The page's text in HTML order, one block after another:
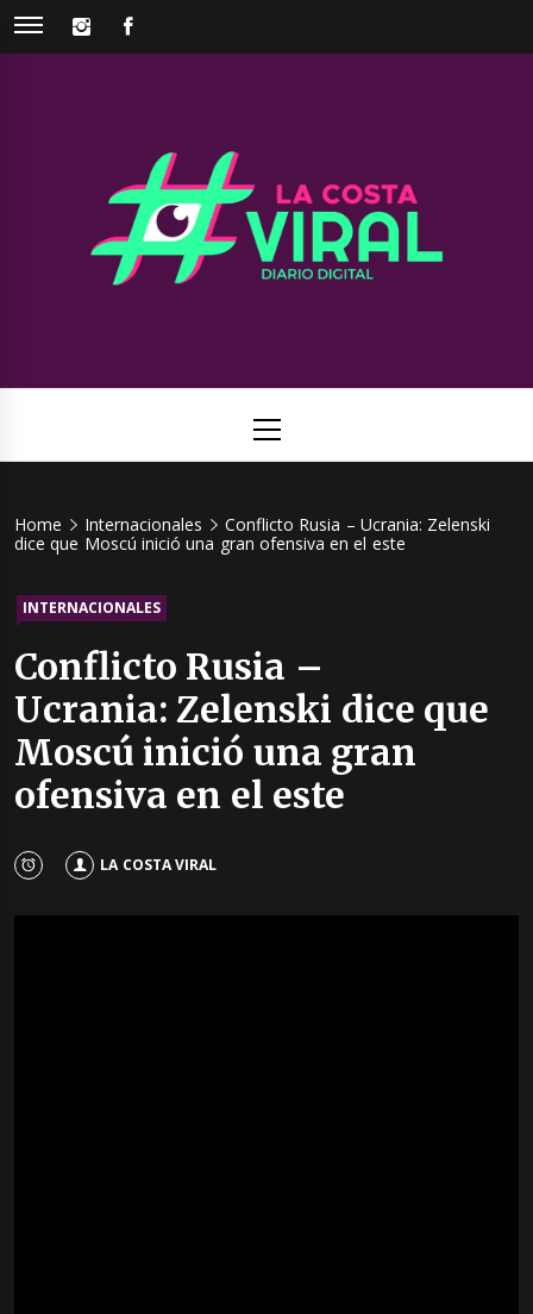
Skip
INSTAGRAM
Viral
Menu
Home Internacionales
Conflicto Rusia – Ucrania: Zelenski
dice que Moscú inició una gran ofensiva en el este
INTERNACIONALES
Conflicto Rusia –
Ucrania: Zelenski dice que
Moscú inició una gran
ofensiva en el este
LA COSTA VIRAL